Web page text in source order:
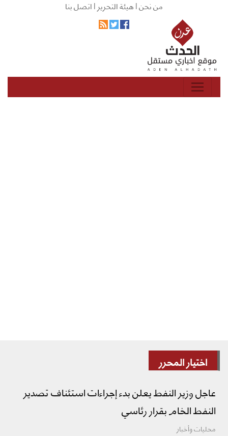
من نحن |هيئة التحرير |اتصل بنا
اختيار المحرر
عاجل وزير النفط يعلن بدء إجراءات استئناف تصدير
النفط الخام بقرار رئاسي
محليات وأخبار